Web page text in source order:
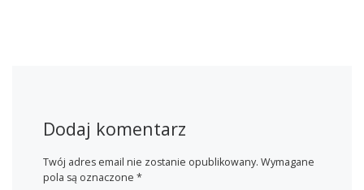
Dodaj komentarz
Twój adres email nie zostanie opublikowany. Wymagane
pola są oznaczone *